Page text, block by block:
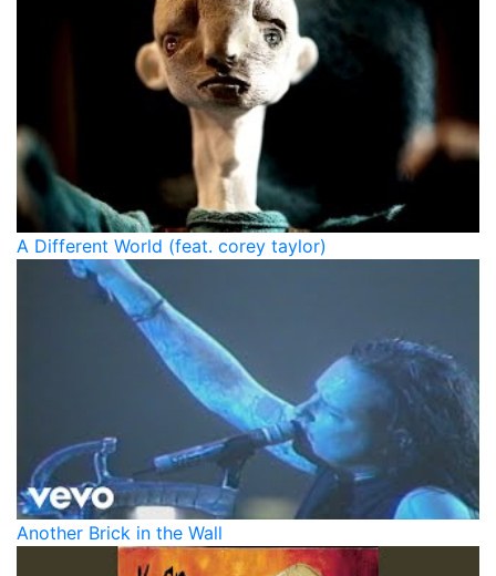
A Different World (feat. corey taylor)
Another Brick in the Wall